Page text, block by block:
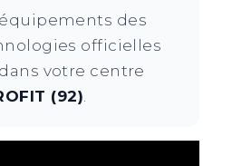
des
officielles
votre centre
(92).